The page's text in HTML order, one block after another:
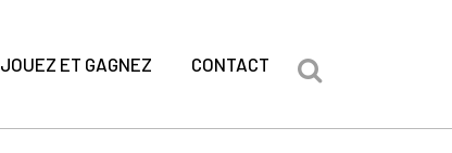
JOUEZ ET GAGNEZ CONTACT